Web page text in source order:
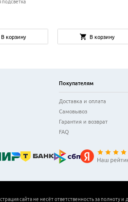
подсветка
В корзину В корзину
Покупателям
Доставка и оплата
Самовывоз
Гарантия и возврат
FAQ
сайта не несёт ответственность за полноту